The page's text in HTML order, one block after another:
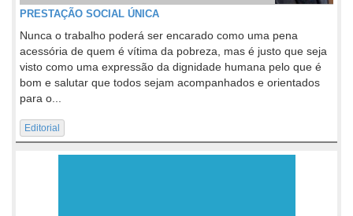
PRESTAÇÃO SOCIAL ÚNICA
Nunca o trabalho poderá ser encarado como uma pena
acessória de quem é vítima da pobreza, mas é justo que seja
visto como uma expressão da dignidade humana pelo que é
bom e salutar que todos sejam acompanhados e orientados
para o...
Editorial